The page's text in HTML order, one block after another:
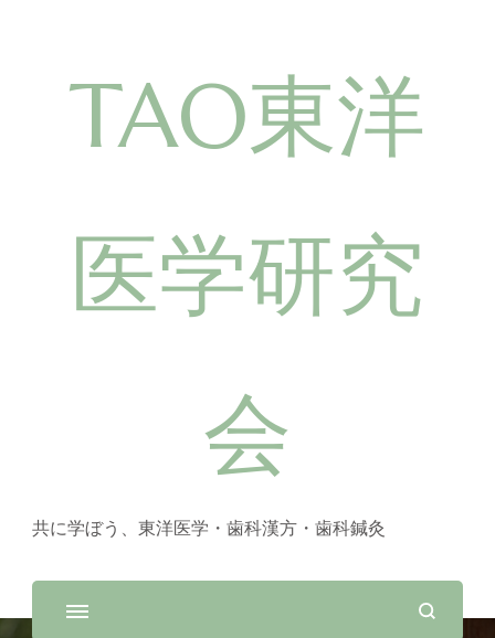
TAO東洋
医学研究
会
共に学ぼう、東洋医学・歯科漢方・歯科鍼灸